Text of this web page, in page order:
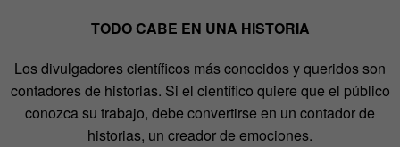
TODO CABE EN UNA HISTORIA
Los divulgadores científicos más conocidos y queridos son
contadores de historias. Si el científico quiere que el público
conozca su trabajo, debe convertirse en un contador de
historias, un creador de emociones.